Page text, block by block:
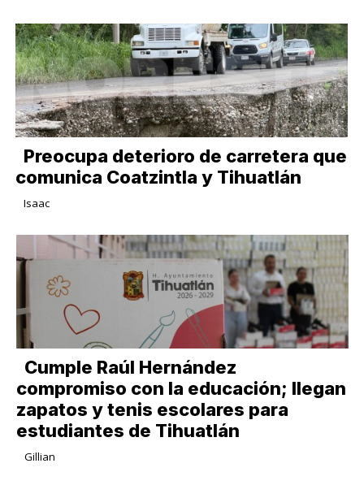
Preocupa deterioro de carretera que
comunica Coatzintla y Tihuatlán
Isaac
Cumple Raúl Hernández
compromiso con la educación; llegan
zapatos y tenis escolares para
estudiantes de Tihuatlán
Gillian